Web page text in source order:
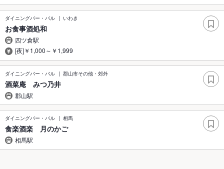
ダイニングバー・バル いわき
お食事酒処和
四ツ倉駅
[夜]￥1,000～￥1,999
ダイニングバー・バル 郡山市その他・郊外
酒菜庵 みつ乃井
郡山駅
ダイニングバー・バル 相馬
食楽酒楽 月のかご
相馬駅